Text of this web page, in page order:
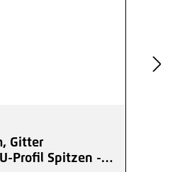
Gitter
Profil Spitzen -